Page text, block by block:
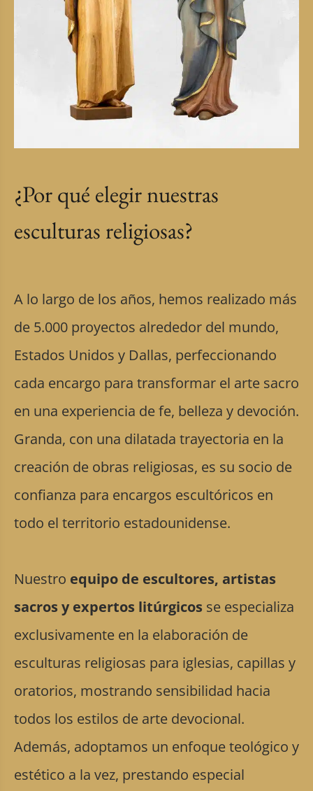
¿Por qué elegir nuestras
esculturas religiosas?
A lo largo de los años, hemos realizado más
de 5.000 proyectos alrededor del mundo,
Estados Unidos y Dallas, perfeccionando
cada encargo para transformar el arte sacro
en una experiencia de fe, belleza y devoción.
Granda, con una dilatada trayectoria en la
creación de obras religiosas, es su socio de
confianza para encargos escultóricos en
todo el territorio estadounidense.
Nuestro equipo de escultores, artistas
sacros y expertos litúrgicos se especializa
exclusivamente en la elaboración de
esculturas religiosas para iglesias, capillas y
oratorios, mostrando sensibilidad hacia
todos los estilos de arte devocional.
Además, adoptamos un enfoque teológico y
estético a la vez, prestando especial